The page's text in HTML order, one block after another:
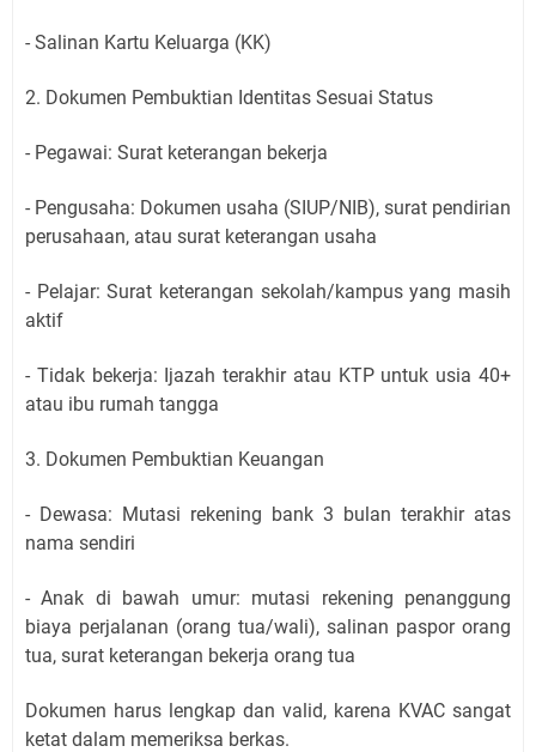
- Salinan Kartu Keluarga (KK)
2. Dokumen Pembuktian Identitas Sesuai Status
- Pegawai: Surat keterangan bekerja
- Pengusaha: Dokumen usaha (SIUP/NIB), surat pendirian
perusahaan, atau surat keterangan usaha
- Pelajar: Surat keterangan sekolah/kampus yang masih
aktif
- Tidak bekerja: Ijazah terakhir atau KTP untuk usia 40+
atau ibu rumah tangga
3. Dokumen Pembuktian Keuangan
- Dewasa: Mutasi rekening bank 3 bulan terakhir atas
nama sendiri
- Anak di bawah umur: mutasi rekening penanggung
biaya perjalanan (orang tua/wali), salinan paspor orang
tua, surat keterangan bekerja orang tua
Dokumen harus lengkap dan valid, karena KVAC sangat
ketat dalam memeriksa berkas.